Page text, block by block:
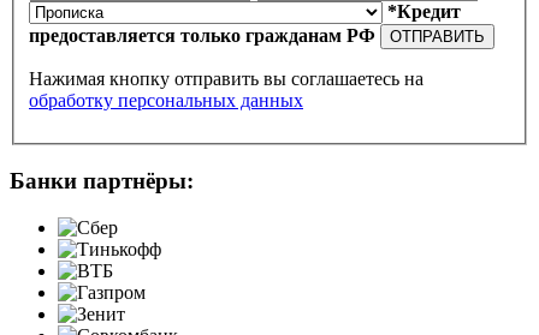
*Кредит
предоставляется только гражданам РФ
ОТПРАВИТЬ
Нажимая кнопку отправить вы соглашаетесь на
обработку персональных данных
Банки партнёры: